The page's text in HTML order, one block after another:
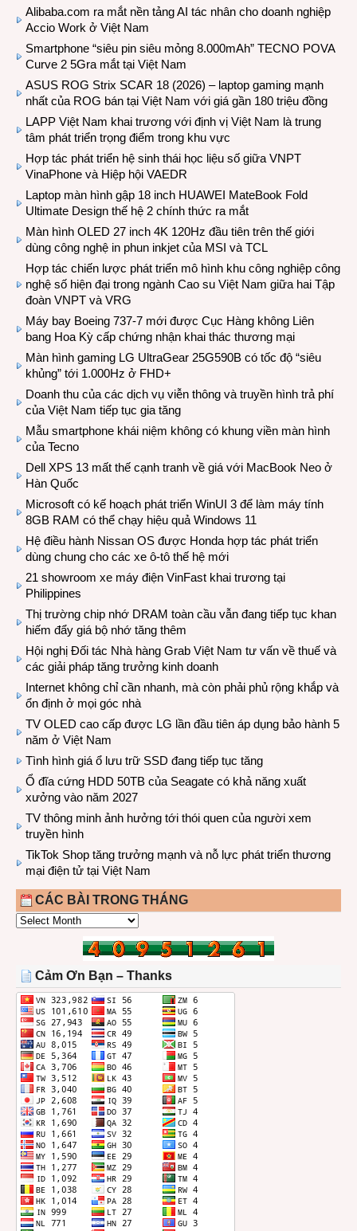
Alibaba.com ra mắt nền tảng AI tác nhân cho doanh nghiệp
Accio Work ở Việt Nam
Smartphone “siêu pin siêu mỏng 8.000mAh” TECNO POVA
Curve 2 5Gra mắt tại Việt Nam
ASUS ROG Strix SCAR 18 (2026) – laptop gaming mạnh
nhất của ROG bán tại Việt Nam với giá gần 180 triệu đồng
LAPP Việt Nam khai trương với định vị Việt Nam là trung
tâm phát triển trọng điểm trong khu vực
Hợp tác phát triển hệ sinh thái học liệu số giữa VNPT
VinaPhone và Hiệp hội VAEDR
Laptop màn hình gập 18 inch HUAWEI MateBook Fold
Ultimate Design thế hệ 2 chính thức ra mắt
Màn hình OLED 27 inch 4K 120Hz đầu tiên trên thế giới
dùng công nghệ in phun inkjet của MSI và TCL
Hợp tác chiến lược phát triển mô hình khu công nghiệp công
nghệ số hiện đại trong ngành Cao su Việt Nam giữa hai Tập
đoàn VNPT và VRG
Máy bay Boeing 737-7 mới được Cục Hàng không Liên
bang Hoa Kỳ cấp chứng nhận khai thác thương mại
Màn hình gaming LG UltraGear 25G590B có tốc độ “siêu
khủng” tới 1.000Hz ở FHD+
Doanh thu của các dịch vụ viễn thông và truyền hình trả phí
của Việt Nam tiếp tục gia tăng
Mẫu smartphone khái niệm không có khung viền màn hình
của Tecno
Dell XPS 13 mất thế cạnh tranh về giá với MacBook Neo ở
Hàn Quốc
Microsoft có kế hoạch phát triển WinUI 3 để làm máy tính
8GB RAM có thể chạy hiệu quả Windows 11
Hệ điều hành Nissan OS được Honda hợp tác phát triển
dùng chung cho các xe ô-tô thế hệ mới
21 showroom xe máy điện VinFast khai trương tại
Philippines
Thị trường chip nhớ DRAM toàn cầu vẫn đang tiếp tục khan
hiếm đẩy giá bộ nhớ tăng thêm
Hội nghị Đối tác Nhà hàng Grab Việt Nam tư vấn về thuế và
các giải pháp tăng trưởng kinh doanh
Internet không chỉ cần nhanh, mà còn phải phủ rộng khắp và
ổn định ở mọi góc nhà
TV OLED cao cấp được LG lần đầu tiên áp dụng bảo hành 5
năm ở Việt Nam
Tình hình giá ổ lưu trữ SSD đang tiếp tục tăng
Ổ đĩa cứng HDD 50TB của Seagate có khả năng xuất
xưởng vào năm 2027
TV thông minh ảnh hưởng tới thói quen của người xem
truyền hình
TikTok Shop tăng trưởng mạnh và nỗ lực phát triển thương
mại điện tử tại Việt Nam
CÁC BÀI TRONG THÁNG
CÁC
THÁNG
Cảm Ơn Bạn – Thanks